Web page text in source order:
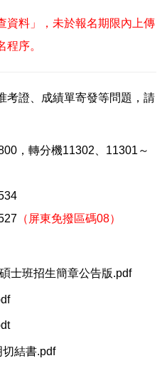
資料」，未於報名期限內上傳
序。
證、成績單寄發等問題，請
，轉分機11302、11301～
（屏東免撥區碼08）
士班招生簡章公告版.pdf
結書.pdf